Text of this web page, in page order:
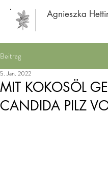
Agnieszka
Beitrag
MIT KOKOSÖL
CANDIDA PILZ
5. Jan. 2022